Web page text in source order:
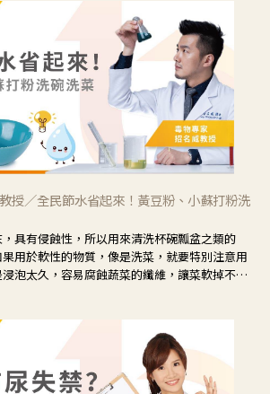
花來治療；假如單純的眼睛乾澀，結膜沒有紅，
種情況是屬於「陰虛」，就可以使用枸杞、蓮
較滋潤的藥材，效果就更顯著。
授／全民節水省起來！黃豆粉、小蘇打粉洗
具有侵蝕性，所以用來清洗杯碗瓢盆之類的
果用於軟性的物質，像是洗菜，就要特別注意用
泡太久，容易腐蝕蔬菜的纖維，讓菜軟掉不清